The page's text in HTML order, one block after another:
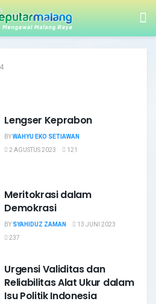
Lengser Keprabon
BYWAHYU EKO SETIAWAN
2 AGUSTUS 2023
121
Meritokrasi dalam
Demokrasi
BY SYAHIDUZ ZAMAN
13 JUNI 2023
237
Urgensi Validitas dan
Reliabilitas Alat Ukur dalam
Isu Politik Indonesia